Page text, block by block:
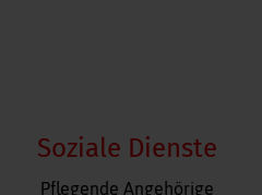
Soziale Dienste
Navigation
Pflegende Angehörige